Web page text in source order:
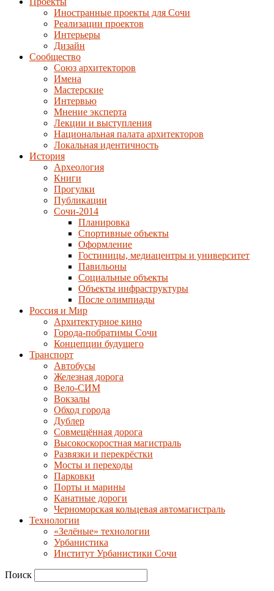
Иностранные проекты для Сочи
Реализации проектов
Интерьеры
Дизайн
Сообщество
Союз архитекторов
Имена
Мастерские
Интервью
Мнение эксперта
Лекции и выступления
Национальная палата архитекторов
Локальная идентичность
История
Археология
Книги
Прогулки
Публикации
Сочи-2014
Планировка
Спортивные объекты
Оформление
Гостиницы, медиацентры и университет
Павильоны
Социальные объекты
Объекты инфраструктуры
После олимпиады
Россия и Мир
Архитектурное кино
Города-побратимы Сочи
Концепции будущего
Транспорт
Автобусы
Железная дорога
Вело-СИМ
Вокзалы
Обход города
Дублер
Совмещённая дорога
Высокоскоростная магистраль
Развязки и перекрёстки
Мосты и переходы
Парковки
Порты и марины
Канатные дороги
Черноморская кольцевая автомагистраль
Технологии
«Зелёные» технологии
Урбанистика
Институт Урбанистики Сочи
Поиск